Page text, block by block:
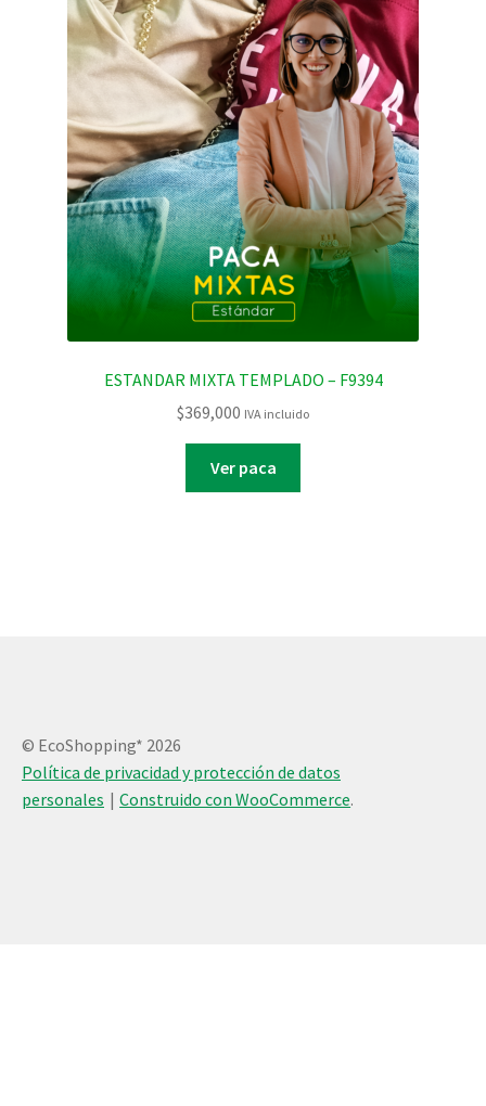
ESTANDAR MIXTA TEMPLADO – F9394
$369,000 IVA incluido
Ver paca
© EcoShopping* 2026
Política de privacidad y protección de datos
personales
Construido con WooCommerce.